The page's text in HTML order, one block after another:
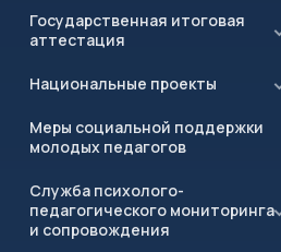
Государственная итоговая
аттестация
Национальные проекты
Меры социальной поддержки
молодых педагогов
Служба психолого-
педагогического мониторинга
и сопровождения